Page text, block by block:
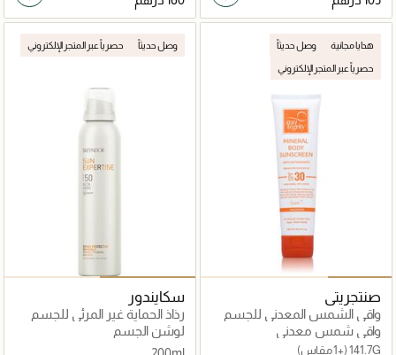
هدايا مجانية وصل حديثاً
حصرياً عبر المتجر الإلكتروني
صنتجريتي
واقي الشمس المعدني للجسم
خالٍ من العطور– حماية واسعة
الطيف SPF 30
واقي شمس معدني
141.7G (+1 مقاس)
وصل حديثاً حصرياً عبر المتجر الإلكتروني
سكايندور
رذاذ الحماية غير المرئي للجسم
سن إكسبيرتايز بعامل حماية من
الشمس SPF50
لوشن الجسم